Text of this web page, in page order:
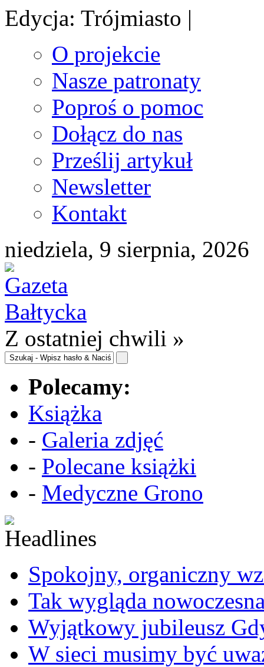
Edycja: Trójmiasto |
O projekcie
Nasze patronaty
Poproś o pomoc
Dołącz do nas
Prześlij artykuł
Newsletter
Kontakt
niedziela, 9 sierpnia, 2026
Z ostatniej chwili »
Polecamy:
Książka
- Galeria zdjęć
- Polecane książki
- Medyczne Grono
Spokojny, organiczny
Tak wygląda
Wyjątkowy jubileusz
W sieci musimy być